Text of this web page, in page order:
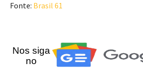
Fonte: Brasil 61
Nos siga
no